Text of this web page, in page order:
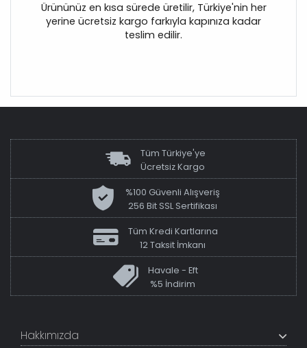
Ürününüz en kısa sürede üretilir, Türkiye'nin her
yerine ücretsiz kargo farkıyla kapınıza kadar
teslim edilir.
Tüm Türkiye'ye
Ücretsiz Kargo
%100 Güvenli Alışveriş
256 Bit SSL Sertifikası
Tüm Kredi Kartlarına
12 Taksit İmkanı
Havale - Eft
%5 İndirim
Hakkımızda